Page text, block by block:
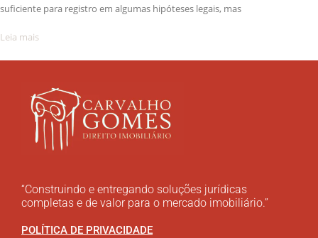
suficiente para registro em algumas hipóteses legais, mas
Leia mais
“Construindo e entregando soluções jurídicas
completas e de valor para o mercado imobiliário.”
POLÍTICA DE PRIVACIDADE